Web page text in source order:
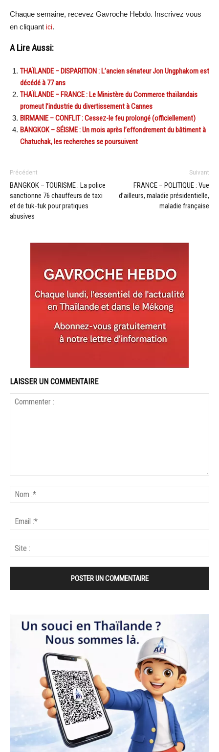
Chaque semaine, recevez Gavroche Hebdo. Inscrivez vous
en cliquant ici.
A Lire Aussi:
THAÏLANDE – DISPARITION : L’ancien sénateur Jon Ungphakorn est
décédé à 77 ans
THAÏLANDE – FRANCE : Le Ministère du Commerce thaïlandais
promeut l’industrie du divertissement à Cannes
BIRMANIE – CONFLIT : Cessez-le feu prolongé (officiellement)
BANGKOK – SÉISME : Un mois après l’effondrement du bâtiment à
Chatuchak, les recherches se poursuivent
Précédent
BANGKOK – TOURISME : La police
sanctionne 76 chauffeurs de taxi
et de tuk-tuk pour pratiques
abusives
Suivant
FRANCE – POLITIQUE : Vue
d’ailleurs, maladie présidentielle,
maladie française
LAISSER UN COMMENTAIRE